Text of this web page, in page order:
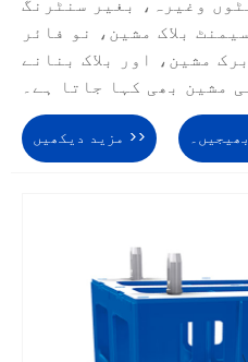
بلاک مشین، نو فائر
مشین، اور بلاک بنانے
مشین بھی کہا جاتا ہے۔
مزید دیکھیں >>